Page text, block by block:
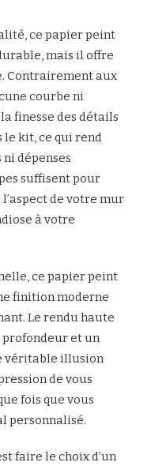
ce papier peint
mais il offre
Contrairement aux
courbe ni
finesse des détails
le kit, ce qui rend
dépenses
suffisent pour
de votre mur
à votre
ce papier peint
finition moderne
Le rendu haute
et un
véritable illusion
de vous
fois que vous
personnalisé.
faire le choix d’un